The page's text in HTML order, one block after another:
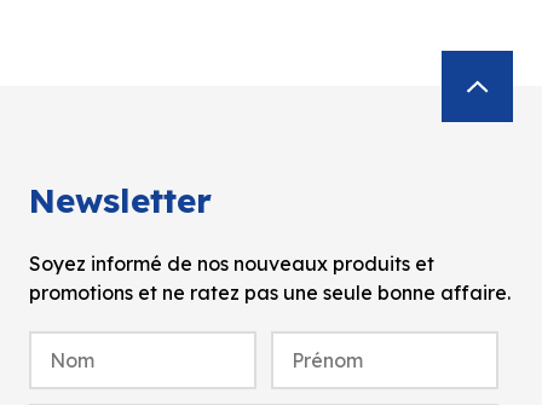
Newsletter
Soyez informé de nos nouveaux produits et
promotions et ne ratez pas une seule bonne affaire.